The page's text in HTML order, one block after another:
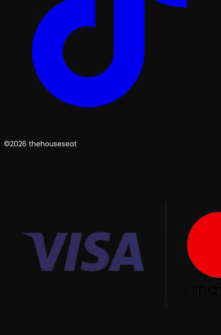
©2026 thehouseseat